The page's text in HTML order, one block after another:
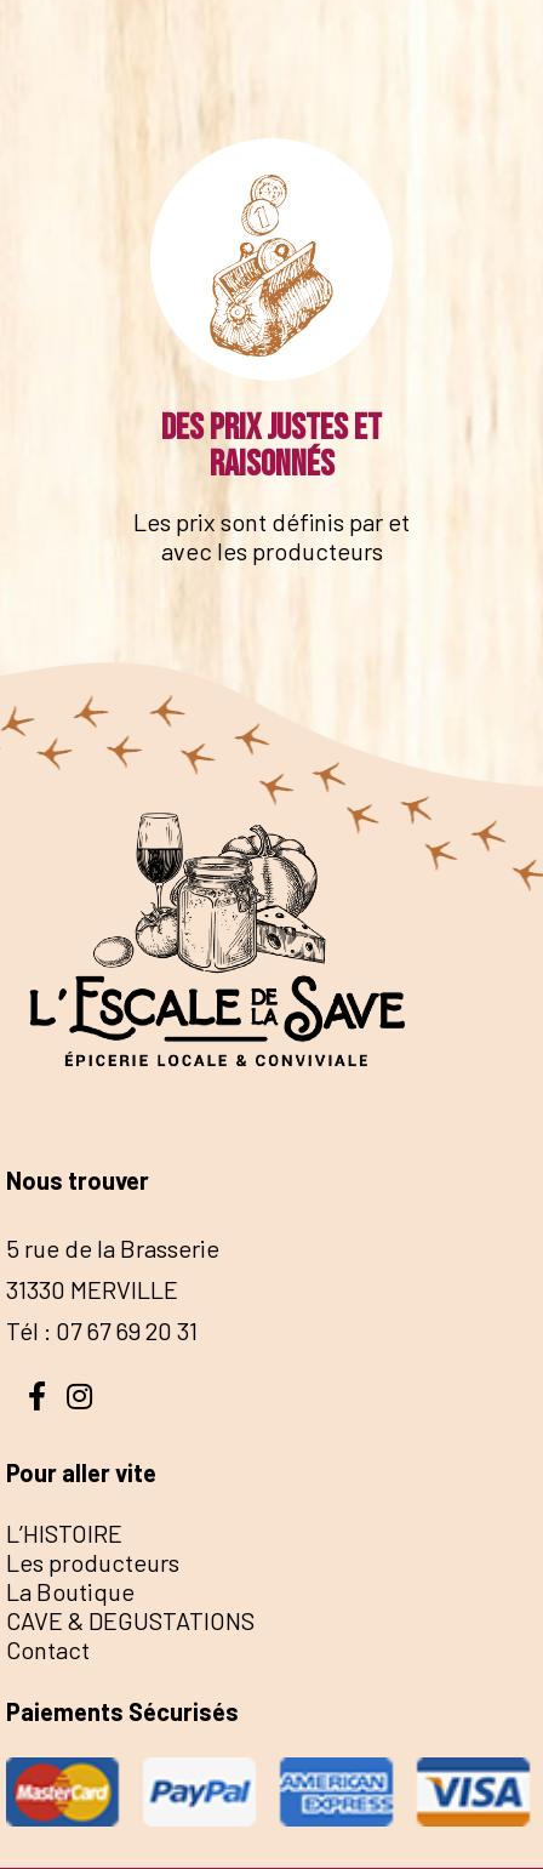
Des prix justes et
raisonnés
Les prix sont définis par et
avec les producteurs
Nous trouver
5 rue de la Brasserie
31330 MERVILLE
Tél : 07 67 69 20 31
Pour aller vite
L’HISTOIRE
Les producteurs
La Boutique
CAVE & DEGUSTATIONS
Contact
Paiements Sécurisés